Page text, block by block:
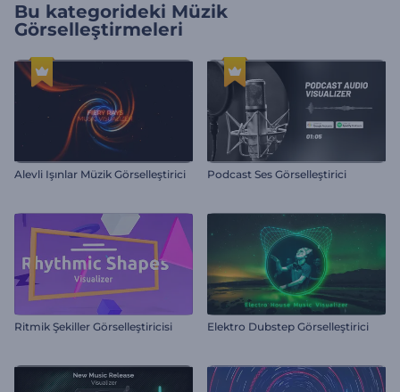
Bu kategorideki Müzik
Görselleştirmeleri
Alevli Işınlar Müzik Görselleştirici Podcast Ses Görselleştirici
Ritmik Şekiller Görselleştiricisi Elektro Dubstep Görselleştirici